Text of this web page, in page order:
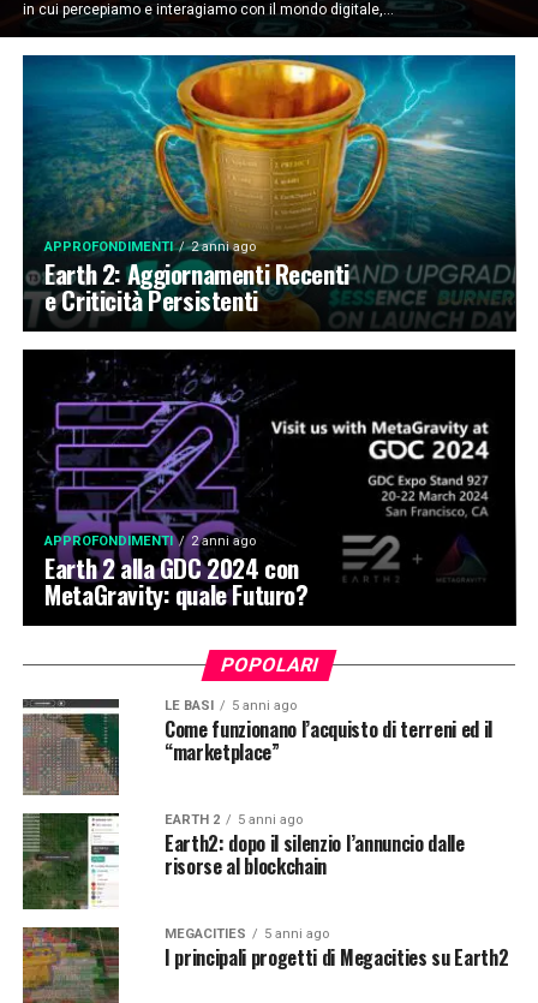
in cui percepiamo e interagiamo con il mondo digitale,...
APPROFONDIMENTI 2 anni ago
Earth 2: Aggiornamenti Recenti
e Criticità Persistenti
APPROFONDIMENTI 2 anni ago
Earth 2 alla GDC 2024 con
MetaGravity: quale Futuro?
POPOLARI
LE BASI 5 anni ago
Come funzionano l’acquisto di terreni ed il
“marketplace”
EARTH 2 5 anni ago
Earth2: dopo il silenzio l’annuncio dalle
risorse al blockchain
MEGACITIES 5 anni ago
I principali progetti di Megacities su Earth2